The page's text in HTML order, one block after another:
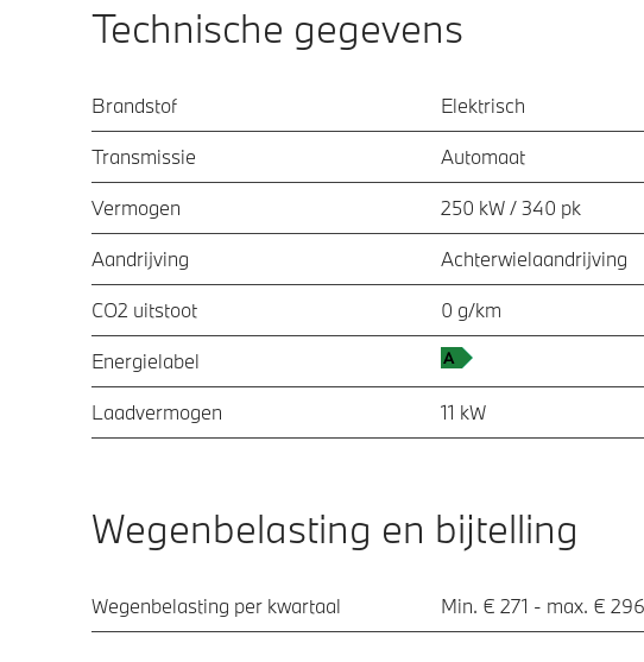
Technische gegevens
Brandstof Elektrisch
Transmissie Automaat
Vermogen 250 kW / 340 pk
Aandrijving Achterwielaandrijving
CO2 uitstoot 0 g/km
Energielabel
Laadvermogen 11 kW
Wegenbelasting en bijtelling
Wegenbelasting per kwartaal Min. € 271 - max. € 296